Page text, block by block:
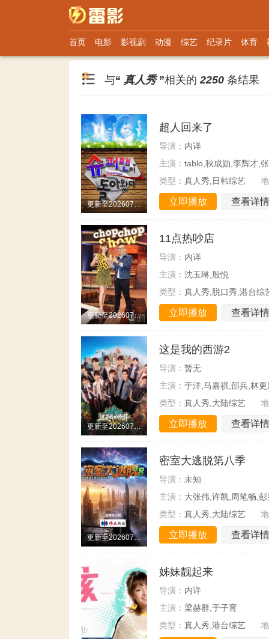
首页 电影 影视剧 动漫 综艺 纪录片 体育
与“ 真人秀”相关的 2250 条结果
更新至20260731期
超人回来了
导演： 内详
主演： tablo,秋成勋,李辉才,
类型： 真人秀,日韩综艺
立即播放 查看详情
更新至20260730期
11点热吵店
导演： 内详
主演： 沈玉琳,殷悦
类型： 真人秀,脱口秀,港台综
立即播放 查看详情
更新至20260731期
这是我的西游2
导演： 暂无
主演： 于洋,马嘉祺,邵兵,林
类型： 真人秀,大陆综艺
立即播放 查看详情
更新至20260731期
密室大逃脱第八季
导演： 未知
主演： 大张伟,许凯,周笔畅,
类型： 真人秀,大陆综艺
立即播放 查看详情
姊妹靓起来
导演： 内详
主演： 梁赫群,于子育
类型： 真人秀,港台综艺